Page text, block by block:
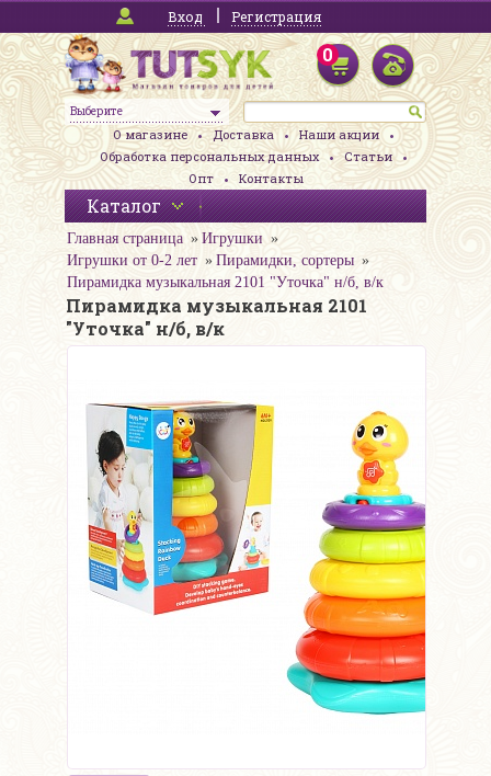
Вход Регистрация
Выберите
0
О магазине Доставка
Наши акции
Обработка персональных данных
Статьи
Опт
Контакты
Каталог
Главная страница
Игрушки
Игрушки от 0-2 лет
Пирамидки, сортеры
Пирамидка музыкальная 2101 "Уточка" н/б, в/к
Пирамидка музыкальная 2101
"Уточка" н/б, в/к